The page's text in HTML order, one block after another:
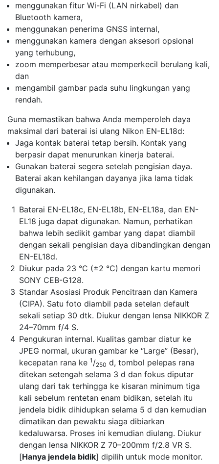
menggunakan fitur Wi-Fi (LAN nirkabel) dan
Bluetooth kamera,
menggunakan penerima GNSS internal,
menggunakan kamera dengan aksesori opsional
yang terhubung,
zoom memperbesar atau memperkecil berulang kali,
dan
mengambil gambar pada suhu lingkungan yang
rendah.
Guna memastikan bahwa Anda memperoleh daya
maksimal dari baterai isi ulang Nikon EN-EL18d:
Jaga kontak baterai tetap bersih. Kontak yang
berpasir dapat menurunkan kinerja baterai.
Gunakan baterai segera setelah pengisian daya.
Baterai akan kehilangan dayanya jika lama tidak
digunakan.
Baterai EN-EL18c, EN-EL18b, EN-EL18a, dan EN-
EL18 juga dapat digunakan. Namun, perhatikan
bahwa lebih sedikit gambar yang dapat diambil
dengan sekali pengisian daya dibandingkan dengan
EN-EL18d.
Diukur pada 23 °C (±2 °C) dengan kartu memori
SONY CEB-G128.
Standar Asosiasi Produk Pencitraan dan Kamera
(CIPA). Satu foto diambil pada setelan default
sekali setiap 30 dtk. Diukur dengan lensa NIKKOR Z
24–70mm f/4 S.
Pengukuran internal. Kualitas gambar diatur ke
JPEG normal, ukuran gambar ke “Large” (Besar),
kecepatan rana ke 1 /250 d, tombol pelepas rana
ditekan setengah selama 3 d dan fokus diputar
ulang dari tak terhingga ke kisaran minimum tiga
kali sebelum rentetan enam bidikan, setelah itu
jendela bidik dihidupkan selama 5 d dan kemudian
dimatikan dan pewaktu siaga dibiarkan
kedaluwarsa. Proses ini kemudian diulang. Diukur
dengan lensa NIKKOR Z 70–200mm f/2.8 VR S.
[Hanya jendela bidik] dipilih untuk mode monitor.